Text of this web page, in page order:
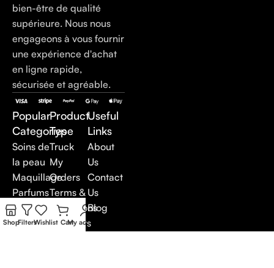
bien-être de qualité
supérieure. Nous nous
engageons à vous fournir
une expérience d'achat
en ligne rapide,
sécurisée et agréable.
Popular
Categories
Soins de
la peau
Maquillage
Parfums
Soins du
corps
Product
Type
Truck
My
Orders
Terms &
Conditions
Suppliers
Useful
Links
About
Us
Contact
Us
Blog
ShopFiltersWishlist CartMy account